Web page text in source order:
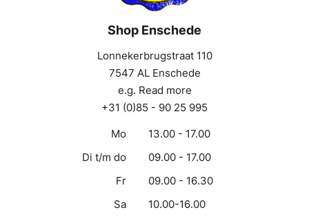
Shop Enschede
Lonnekerbrugstraat 110
7547 AL Enschede
e.g. Read more
+31 (0)85 - 90 25 995
Mo
13.00 - 17.00
Di t/m do
09.00 - 17.00
Fr
09.00 - 16.30
Sa
10.00-16.00